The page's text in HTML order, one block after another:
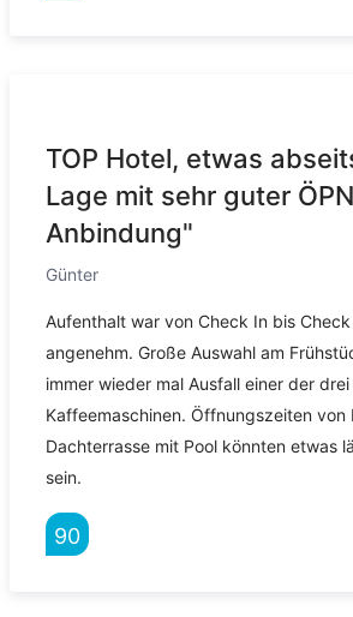
TOP Hotel, etwas
Lage mit sehr guter
Anbindung"
Günter
Aufenthalt war von Check In bis
angenehm. Große Auswahl am
immer wieder mal Ausfall einer der drei
Kaffeemaschinen. Öffnungszeiten von
Dachterrasse mit Pool könnten etwas
sein.
90